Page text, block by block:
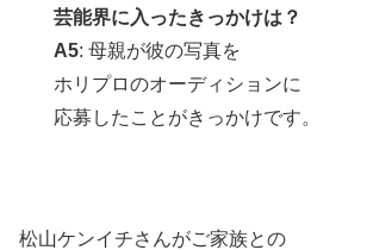
芸能界に入ったきっかけは？
A5: 母親が彼の写真を
ホリプロのオーディションに
応募したことがきっかけです。
松山ケンイチさんがご家族との